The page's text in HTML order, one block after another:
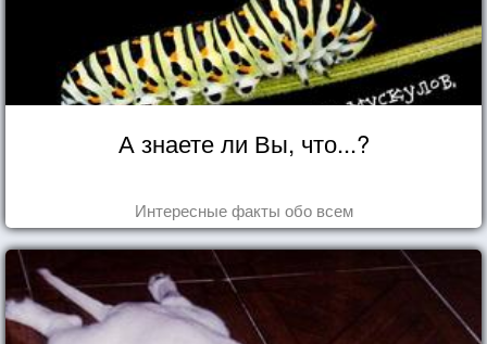
А знаете ли Вы, что...?
Интересные факты обо всем